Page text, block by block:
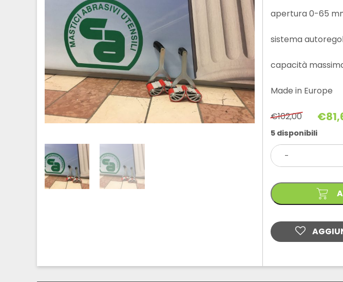
apertura 0-65
sistema
capacità
Made in Europe
€102,00
Il
prezzo
originale
era:
€102,00.
€
Il
prezzo
attuale
è:
€81,60.
5 disponibili
-
PINZA
quantità